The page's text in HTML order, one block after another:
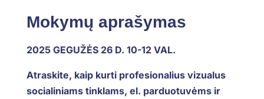
Mokymų aprašymas
2025 GEGUŽĖS 26 D. 10-12 VAL.
Atraskite, kaip kurti profesionalius vizualus
socialiniams tinklams, el. parduotuvėms ir